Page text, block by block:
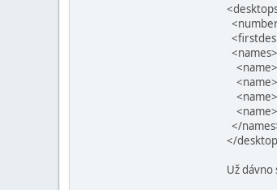
<names>
</
</
Už